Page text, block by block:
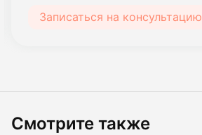
Записаться на консультацию
Смотрите также